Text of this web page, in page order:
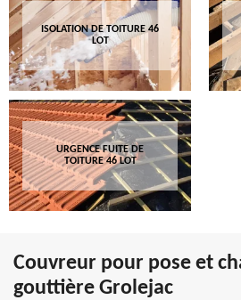
ISOLATION DE TOITURE 46
LOT
URGENCE FUITE DE
TOITURE 46 LOT
Couvreur pour pose et
gouttière Grolejac